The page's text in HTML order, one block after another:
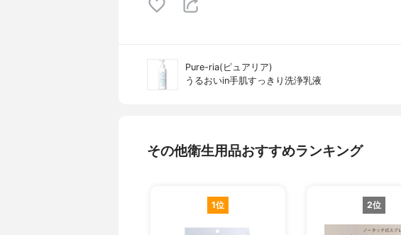
Pure-ria(ピュアリア)
うるおいin手肌すっきり洗浄乳液
その他衛生用品おすすめランキング
1位 2位